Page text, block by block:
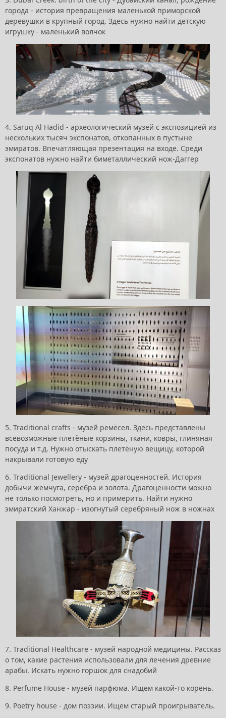
города - история превращения маленькой приморской
деревушки в крупный город. Здесь нужно найти детскую
игрушку - маленький волчок
4. Saruq Al Hadid - археологический музей с экспозицией из
нескольких тысяч экспонатов, откопанных в пустыне
эмиратов. Впечатляющая презентация на входе. Среди
экспонатов нужно найти биметаллический нож-Даггер
5. Traditional crafts - музей ремёсел. Здесь представлены
всевозможные плетёные корзины, ткани, ковры, глиняная
посуда и т.д. Нужно отыскать плетёную вещицу, которой
накрывали готовую еду
6. Traditional Jewellery - музей драгоценностей. История
добычи жемчуга, серебра и золота. Драгоценности можно
не только посмотреть, но и примерить. Найти нужно
эмиратский Ханжар - изогнутый серебряный нож в ножнах
7. Traditional Healthcare - музей народной медицины. Рассказ
о том, какие растения использовали для лечения древние
арабы. Искать нужно горшок для снадобий
8. Perfume House - музей парфюма. Ищем какой-то корень.
9. Poetry house - дом поэзии. Ищем старый проигрыватель.